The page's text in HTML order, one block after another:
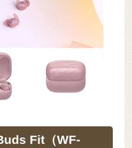
Fit（WF-